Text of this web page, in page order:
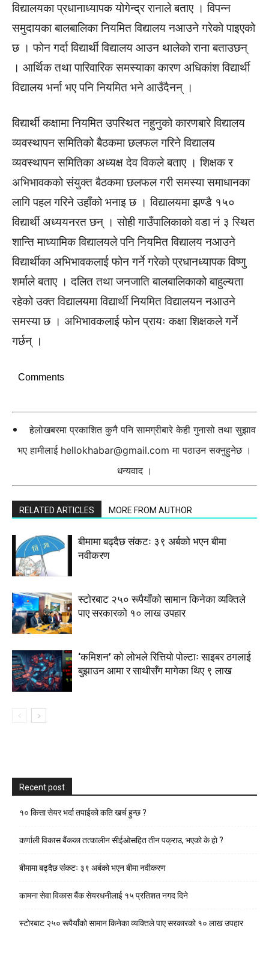
विद्यालयका प्रधानाध्यापक योगेन्द्र रानाले बताए । विपन्न
समुदायका बालबालिका नियमित विद्यालय नआउने गरेको पाइएको
छ । फोन गर्दा विद्यार्थी विद्यालय आउन थालेको राना बताउछन्
। आर्थिक तथा पारिवारिक समस्याका कारण अधिकांश विद्यार्थी
विद्यालय भर्ना भए पनि नियमित भने आउँदैनन् ।
विद्यार्थी कक्षामा नियमित उपस्थित नहुनुको कारणबारे विद्यालय
व्यवस्थापन समितिको बैठकमा छलफल गरिने विद्यालय
व्यवस्थापन समितिका अध्यक्ष देव विकले बताए । शिक्षक र
अभिभावकको संयुक्त बैठकमा छलफल गरी समस्या समाधानका
लागि पहल गरिने उहाँको भनाइ छ । विद्यालयमा झण्डै १५०
विद्यार्थी अध्ययनरत छन् । सोही गाउँपालिकाको वडा नं ३ स्थित
शान्ति माध्यामिक विद्यालयले पनि नियमित विद्यालय नआउने
विद्यार्थीका अभिभावकलाई फोन गर्ने गरेको प्रधानध्यापक विष्णु
शर्माले बताए । दलित तथा जनजाति बालबालिकाको बाहुल्यता
रहेको उक्त विद्यालयमा विद्यार्थी नियमित विद्यालयन नआउने
समस्या छ । अभिभावकलाई फोन प्रायः कक्षा शिक्षकले गर्ने
गर्छन् ।
Comments
हेलोखबरमा प्रकाशित कुनै पनि सामग्रीबारे केही गुनासो तथा सुझाव
भए हामीलाई hellokhabar@gmail.com मा पठाउन सक्नुहुनेछ ।
धन्यवाद ।
RELATED ARTICLES MORE FROM AUTHOR
बीमामा बढ्दैछ संकटः ३९ अर्बको भएन बीमा
नवीकरण
स्टाेरबाट २५० रूपैयाँको सामान किनेका व्यक्तिले
पाए सरकारको १० लाख उपहार
‘कमिशन’ को लोभले रित्तियो पोल्टाः साइबर ठगलाई
बुझाउन आमा र साथीसँग मागेका थिए ९ लाख
Recent post
१० कित्ता सेयर भर्दा तपाईको कति खर्च हुन्छ ?
कर्णाली विकास बैंकका तत्कालीन सीईओसहित तीन पक्राउ, भएकाे के हाे ?
बीमामा बढ्दैछ संकटः ३९ अर्बको भएन बीमा नवीकरण
कामना सेवा विकास बैंक सेयरधनीलाई १५ प्रतिशत नगद दिने
स्टाेरबाट २५० रूपैयाँको सामान किनेका व्यक्तिले पाए सरकारको १० लाख उपहार